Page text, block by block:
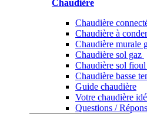
Chaudière
Chaudière
Chaudière à
Chaudière murale
Chaudière sol gaz
Chaudière sol fioul
Chaudière basse
Guide chaudière
Votre chaudière
Questions /